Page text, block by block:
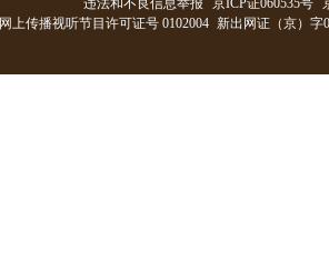
违法和不良信息举报 京ICP证060535号
网上传播视听节目许可证号 0102004 新出网证（京）